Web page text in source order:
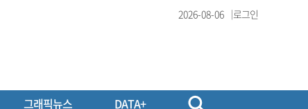
2026-08-06 로그인
그래픽뉴스 DATA+